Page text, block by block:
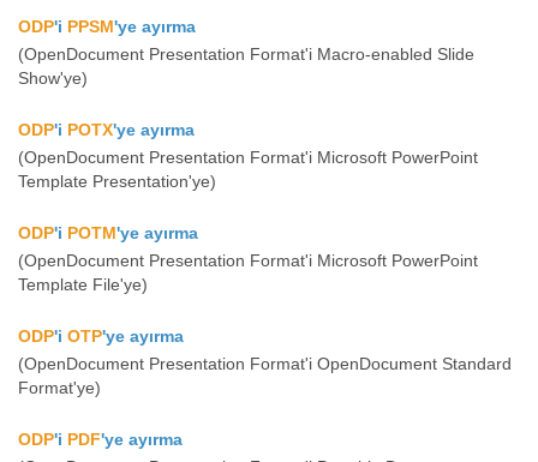
ODP'i PPSM'ye ayırma
(OpenDocument Presentation Format'i Macro-enabled Slide
Show'ye)
ODP'i POTX'ye ayırma
(OpenDocument Presentation Format'i Microsoft PowerPoint
Template Presentation'ye)
ODP'i POTM'ye ayırma
(OpenDocument Presentation Format'i Microsoft PowerPoint
Template File'ye)
ODP'i OTP'ye ayırma
(OpenDocument Presentation Format'i OpenDocument Standard
Format'ye)
ODP'i PDF'ye ayırma